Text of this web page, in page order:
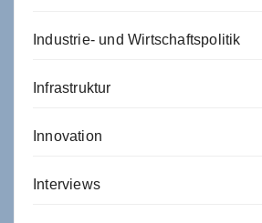
Industrie- und Wirtschaftspolitik
Infrastruktur
Innovation
Interviews